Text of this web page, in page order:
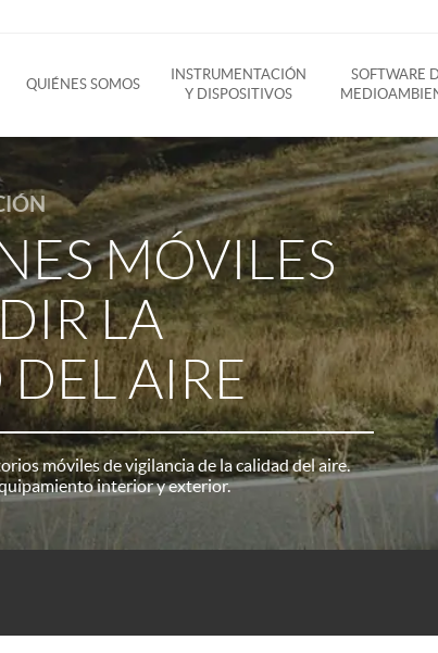
QUIÉNES SOMOS
INSTRUMENTACIÓN
Y DISPOSITIVOS
SOFTWARE
MÓVILES
LA
AIRE
móviles de vigilancia de la calidad del aire.
interior y exterior.